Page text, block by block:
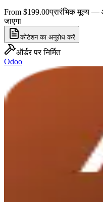
From $199.00प्रारंभिक मूल्य —
जाएगा
कोटेशन का अनुरोध करें
ऑर्डर पर निर्मित
Odoo